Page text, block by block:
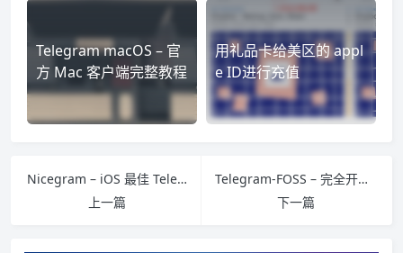
Telegram macOS – 官
方 Mac 客户端完整教程
用礼品卡给美区的 appl
e ID进行充值
Nicegram – iOS 最佳 Telegram 客户端完整教程
上一篇
Telegram-FOSS – 完全开源无 Google 服务版完整教程
下一篇